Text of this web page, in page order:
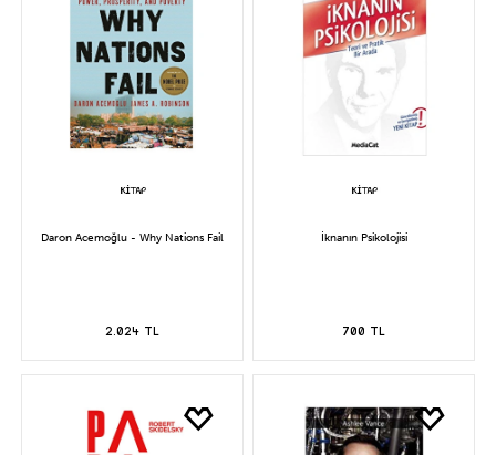
Daron Acemoğlu - Why Nations Fail
2.024 TL
İknanın Psikolojisi
700 TL